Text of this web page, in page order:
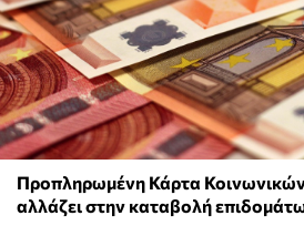
Προπληρωμένη Κάρτα
αλλάζει στην καταβολή